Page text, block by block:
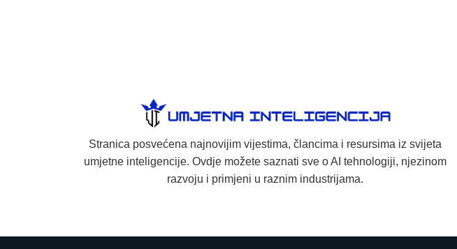
Stranica posvećena najnovijim vijestima, člancima i resursima iz svijeta
umjetne inteligencije. Ovdje možete saznati sve o AI tehnologiji, njezinom
razvoju i primjeni u raznim industrijama.